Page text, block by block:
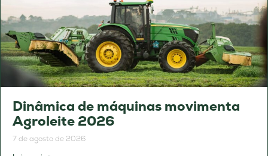
Dinâmica de máquinas movimenta
Agroleite 2026
7 de agosto de 2026